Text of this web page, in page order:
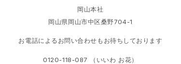
岡山本社
岡山県岡山市中区桑野704-1
お電話によるお問い合わせもお待ちしております
0120-118-087 （いいわ お花）